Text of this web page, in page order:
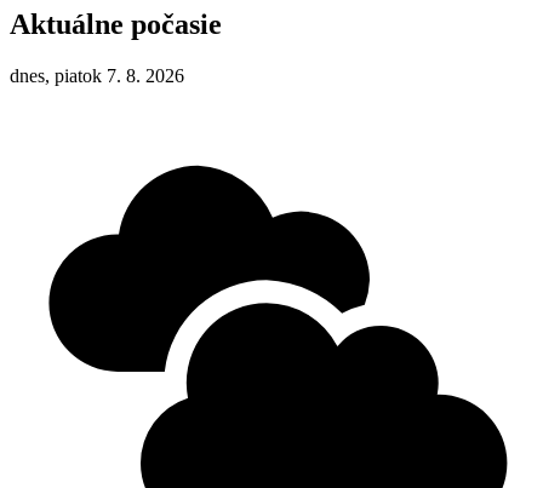
Aktuálne počasie
dnes, piatok 7. 8. 2026